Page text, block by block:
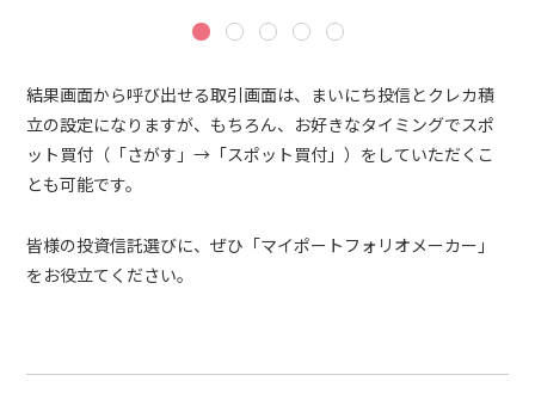
結果画面から呼び出せる取引画面は、まいにち投信とクレカ積
立の設定になりますが、もちろん、お好きなタイミングでスポ
ット買付（「さがす」→「スポット買付」）をしていただくこ
とも可能です。
皆様の投資信託選びに、ぜひ「マイポートフォリオメーカー」
をお役立てください。